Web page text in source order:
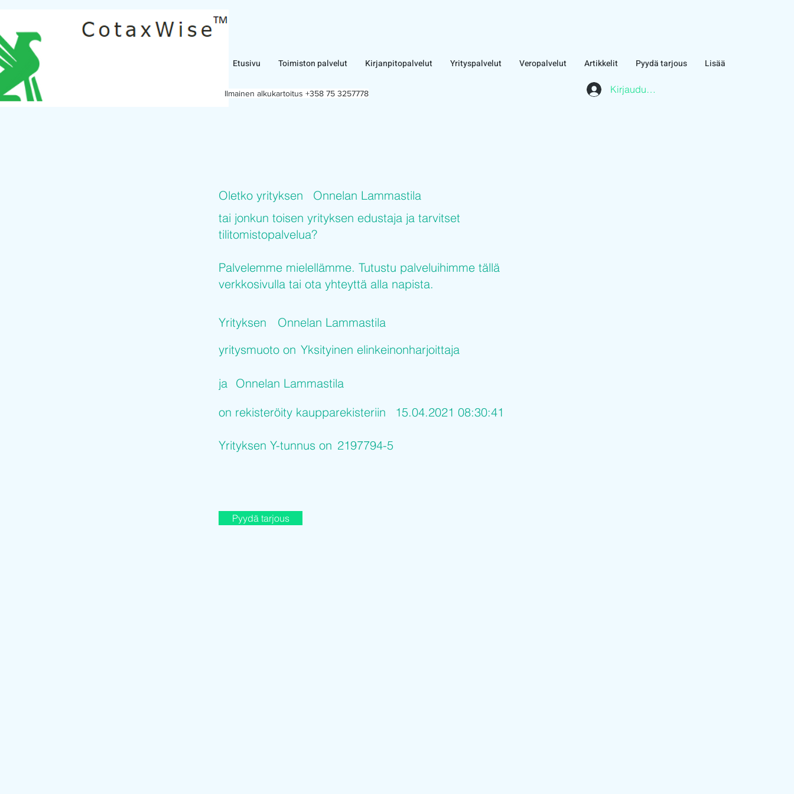
Etusivu Toimiston palvelut Kirjanpitopalvelut Yrityspalvelut Veropalvelut Artikkelit Pyydä tarjous Lisää
Kirjaudu asiakasalueelle
Ilmainen alkukartoitus +358 75 3257778
Oletko yrityksen
tai jonkun toisen yrityksen edustaja ja tarvitset
tilitomistopalvelua?
Palvelemme mielellämme. Tutustu palveluihimme tällä
verkkosivulla tai ota yhteyttä alla napista.
Yrityksen
Yksityinen elinkeinonharjoittaja
yritysmuoto on
ja Onnelan Lammastila
on rekisteröity kaupparekisteriin
15.04.2021 08:30:41
Yrityksen Y-tunnus on 2197794-5
Pyydä tarjous
Onnelan Lammastila
Onnelan Lammastila